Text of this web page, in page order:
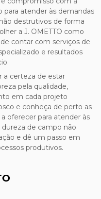
para atender às demandas
destrutivos de forma
a J. OMETTO como
contar com serviços de
e resultados
a certeza de estar
pela qualidade,
em cada projeto
e conheça de perto as
oferecer para atender às
dureza de campo não
e dê um passo em
produtivos.